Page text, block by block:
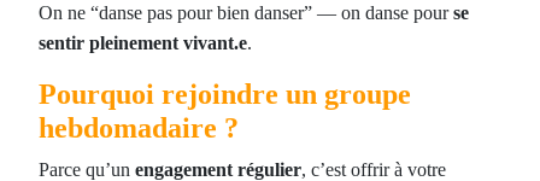
On ne “danse pas pour bien danser” — on danse pourse
sentir pleinement vivant.e.
Pourquoi rejoindre un groupe
hebdomadaire ?
Parce qu’un engagement régulier, c’est offrir à votre